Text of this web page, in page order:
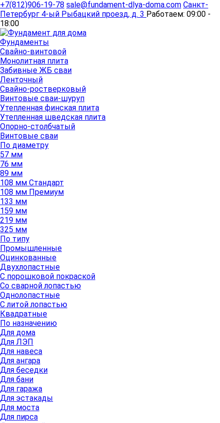
+7(812)906-19-78 sale@fundament-dlya-doma.com Санкт-
Петербург 4-ый Рыбацкий проезд, д. 3 Работаем: 09:00 -
18:00
Фундаменты
Свайно-винтовой
Монолитная плита
Забивные ЖБ сваи
Ленточный
Свайно-ростверковый
Винтовые сваи-шуруп
Утепленная финская плита
Утепленная шведская плита
Опорно-столбчатый
Винтовые сваи
По диаметру
57 мм
76 мм
89 мм
108 мм Стандарт
108 мм Премиум
133 мм
159 мм
219 мм
325 мм
По типу
Промышленные
Оцинкованные
Двухлопастные
С порошковой покраской
Со сварной лопастью
Однолопастные
С литой лопастью
Квадратные
По назначению
Для дома
Для ЛЭП
Для навеса
Для ангара
Для беседки
Для бани
Для гаража
Для эстакады
Для моста
Для пирса